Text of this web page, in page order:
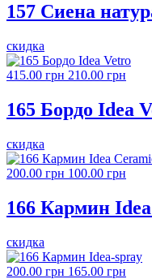
157 Сиена
скидка
415.00 грн 210.00 грн
165 Бордо Idea
скидка
200.00 грн 100.00 грн
166 Кармин
скидка
200.00 грн 165.00 грн